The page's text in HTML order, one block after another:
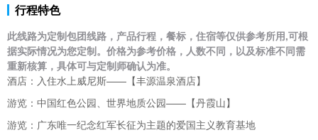
行程特色
此线路为定制包团线路，产品行程，餐标，住宿等仅供参考所用,可根
据实际情况为您定制。价格为参考价格，人数不同，以及标准不同需
重新核算，具体可与定制师确认为准。
酒店：入住水上威尼斯——【丰源温泉酒店】
游览：中国红色公园、世界地质公园——【丹霞山】
游览：广东唯一纪念红军长征为主题的爱国主义教育基地